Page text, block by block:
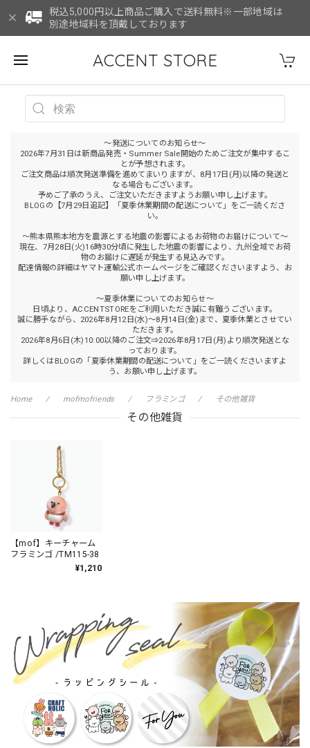
税込5,000円以上商品ご購入で送料無料※一部地域は
別途地域料を頂戴しております
ACCENT STORE
～発送についてのお知らせ～
2026年7月31日は新商品発売・Summer Sale開始のためご注文が集中するこ
とが予想されます。
ご注文商品は順次発送準備を進めてまいりますが、8月17日(月)以降の発送と
なる場合もございます。
予めご了承のうえ、ご注文いただきますようお願い申し上げます。
BLOGの【7月29日追記】「夏季休業期間の配送について」をご一読くださ
い。
～熊本県熊本地方を震源とする地震の影響によるお荷物のお届けについて～
現在、7月28日(火)16時30分頃に発生した地震の影響により、九州全域でお荷
物のお届けに遅延が発生する見込みです。
配達情報の詳細はヤマト運輸公式ホームページをご確認くださいますよう、お
願い申し上げます。
～夏季休業についてのお知らせ～
日頃より、ACCENTSTOREをご利用いただき誠に有難うございます。
誠に勝手ながら、2026年8月12日(水)～8月14日(金)まで、夏季休業とさせてい
ただきます。
2026年8月6日(木)10:00以降のご注文⇒2026年8月17日(月)より順次発送とな
っております。
詳しくはBLOGの「夏季休業期間の配送について」をご一読くださいますよ
う、お願い申し上げます。
Home mofmofriends フラミンゴ その他雑貨
その他雑貨
【mof】キーチャーム
フラミンゴ /TM115-38
¥1,210